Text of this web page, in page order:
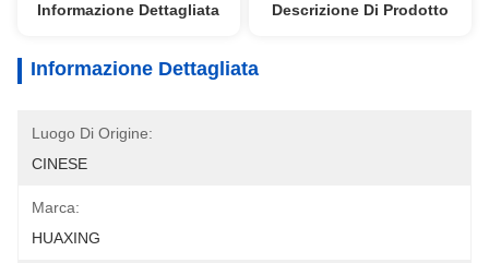
Informazione Dettagliata Descrizione Di Prodotto
Informazione Dettagliata
Luogo Di Origine:
CINESE
Marca:
HUAXING